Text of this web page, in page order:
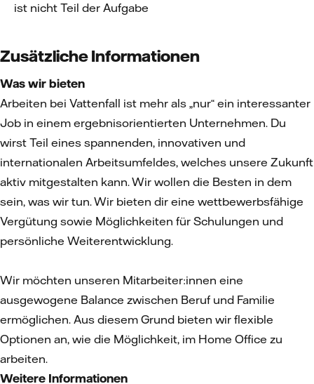
ist nicht Teil der Aufgabe
Zusätzliche Informationen
Was wir bieten
Arbeiten bei Vattenfall ist mehr als „nur“ ein interessanter
Job in einem ergebnisorientierten Unternehmen. Du
wirst Teil eines spannenden, innovativen und
internationalen Arbeitsumfeldes, welches unsere Zukunft
aktiv mitgestalten kann. Wir wollen die Besten in dem
sein, was wir tun. Wir bieten dir eine wettbewerbsfähige
Vergütung sowie Möglichkeiten für Schulungen und
persönliche Weiterentwicklung.
Wir möchten unseren Mitarbeiter:innen eine
ausgewogene Balance zwischen Beruf und Familie
ermöglichen. Aus diesem Grund bieten wir flexible
Optionen an, wie die Möglichkeit, im Home Office zu
arbeiten.
Weitere Informationen